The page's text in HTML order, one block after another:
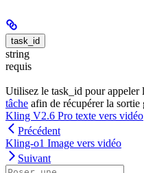
task_id
string
requis
Utilisez le task_id pour appeler
tâche afin de récupérer la sortie
Kling V2.6 Pro texte vers vidéo
Précédent
Kling-o1 Image vers vidéo
Suivant